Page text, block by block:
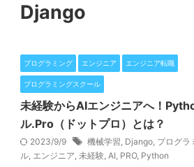
Django
プログラミング エンジニア エンジニア転職
プログラミングスクール
未経験からAIエンジニアへ！
ル.Pro（ドットプロ）とは？
2023/9/9 機械学習, Django, プログラ
ル, エンジニア, 未経験, AI, PRO, Python